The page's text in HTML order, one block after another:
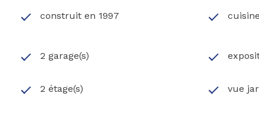
construit en 1997
2 garage(s)
2 étage(s) vue